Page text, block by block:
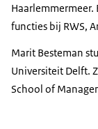
Haarlemmermeer.
functies bij RWS,
Marit Besteman
Universiteit Delft.
School of